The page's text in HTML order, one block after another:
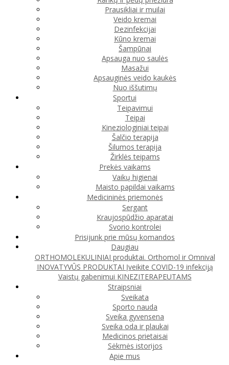
Prausikliai ir muilai
Veido kremai
Dezinfekcijai
Kūno kremai
Šampūnai
Apsauga nuo saulės
Masažui
Apsauginės veido kaukės
Nuo iššutimų
Sportui
Teipavimui
Teipai
Kineziologiniai teipai
Šalčio terapija
Šilumos terapija
Žirklės teipams
Prekės vaikams
Vaikų higienai
Maisto papildai vaikams
Medicininės priemonės
Sergant
Kraujospūdžio aparatai
Svorio kontrolei
Prisijunk prie mūsų komandos
Daugiau
ORTHOMOLEKULINIAI produktai. Orthomol ir Omnival
INOVATYVŪS PRODUKTAI Įveikite COVID-19 infekciją
Vaistų gabenimui KINEZITERAPEUTAMS
Straipsniai
Sveikata
Sporto nauda
Sveika gyvensena
Sveika oda ir plaukai
Medicinos prietaisai
Sėkmės istorijos
Apie mus